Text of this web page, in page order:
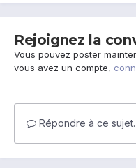
Rejoignez la
Vous pouvez poster
vous avez un compte,
Répondre à ce